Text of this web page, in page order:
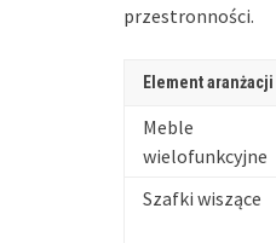
przestronności.
Element aranżacji
Meble
wielofunkcyjne
Szafki wiszące